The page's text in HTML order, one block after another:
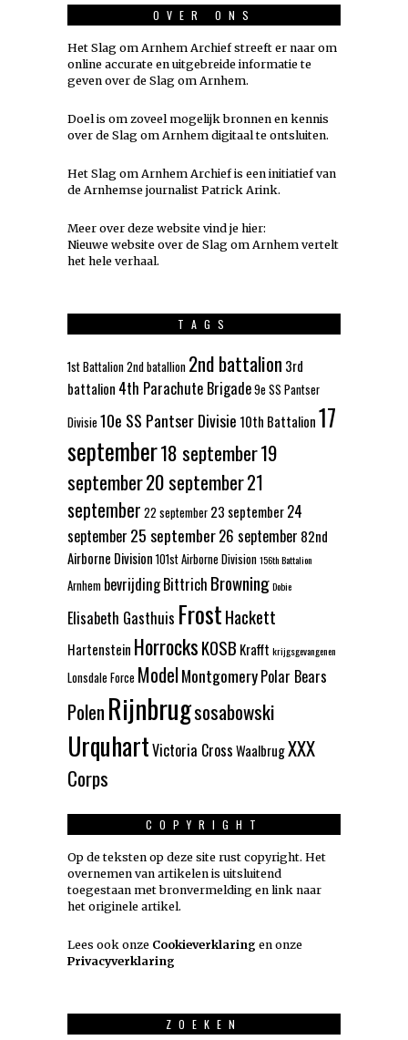
OVER ONS
Het Slag om Arnhem Archief streeft er naar om
online accurate en uitgebreide informatie te
geven over de Slag om Arnhem.
Doel is om zoveel mogelijkbronnen en kennis
over de Slag om Arnhem digitaal te ontsluiten.
Het Slag om Arnhem Archief is een initiatief van
de Arnhemse journalist Patrick Arink.
Meer over deze website vind je hier:
Nieuwe website over de Slag om Arnhem vertelt
het hele verhaal.
TAGS
1st Battalion2nd batallion 2nd battalion 3rd
battalion 4th Parachute Brigade9e SS Pantser
Divisie 10e SS Pantser Divisie 10th Battalion17
september18 september19
september20 september21
september 22 september 23 september24
september 25 september26 september 82nd
Airborne Division 101st Airborne Division156th Battalion
Arnhem bevrijdingBittrich BrowningDobie
Elisabeth Gasthuis FrostHackett
Hartenstein HorrocksKOSB Krafft krijgsgevangenen
Lonsdale Force ModelMontgomeryPolar Bears
PolenRijnbrugsosabowski
UrquhartVictoria CrossWaalbrugXXX
Corps
COPYRIGHT
Op de teksten op deze site rust copyright. Het
overnemen van artikelen is uitsluitend
toegestaan met bronvermelding en link naar
het originele artikel.
Lees ook onze Cookieverklaring en onze
Privacyverklaring
ZOEKEN